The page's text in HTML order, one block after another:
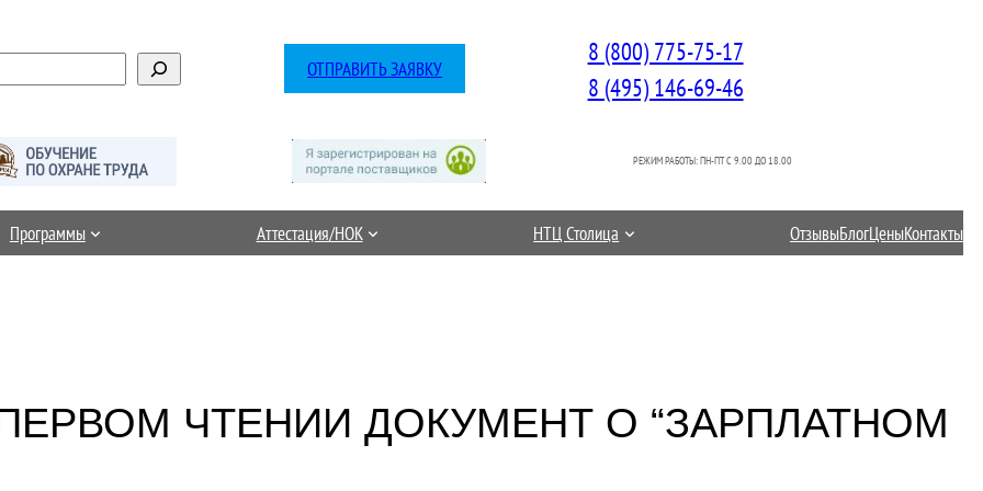
ОТПРАВИТЬ ЗАЯВКУ
8 (800) 775-75-17
8 (495) 146-69-46
РЕЖИМ РАБОТЫ: ПН-ПТ C 9.00 ДО 18.00
Программы Аттестация/НОК НТЦ Столица ОтзывыБлогЦеныКонтакты
ЧТЕНИИ ДОКУМЕНТ О “ЗАРПЛАТНОМ